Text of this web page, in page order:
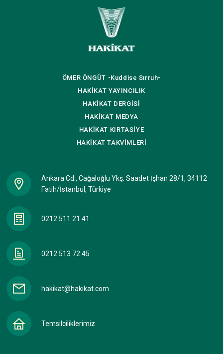
ÖMER ÖNGÜT -Kuddise Sırruh-
HAKİKAT YAYINCILIK
HAKİKAT DERGİSİ
HAKİKAT MEDYA
HAKİKAT KIRTASİYE
HAKİKATTAKVİMLERİ
Ankara Cd., Cağaloğlu Ykş. Saadet İşhan 28/1, 34112
Fatih/İstanbul, Türkiye
0212 511 21 41
0212 513 72 45
hakikat@hakikat.com
Temsilciliklerimiz